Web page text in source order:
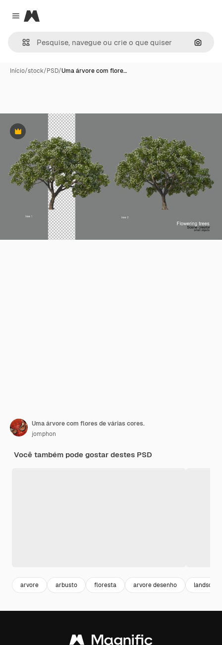
Close menu
Magnific
Início/stock/PSD/Uma árvore com flore…
Premium
Uma árvore com flores de várias cores.
jomphon
Você também pode gostar destes PSD
arvore arbusto floresta arvore desenho landscape